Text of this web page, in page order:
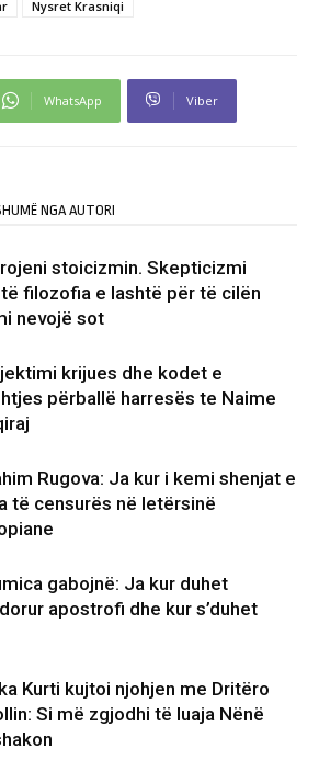
Nysret Krasniqi
WhatsApp Viber
NGA AUTORI
stoicizmin. Skepticizmi
filozofia e lashtë për të cilën
nevojë sot
krijues dhe kodet e
përballë harresës te Naime
Rugova: Ja kur i kemi shenjat e
të censurës në letërsinë
gabojnë: Ja kur duhet
apostrofi dhe kur s’duhet
Kurti kujtoi njohjen me Dritëro
Si më zgjodhi të luaja Nënë